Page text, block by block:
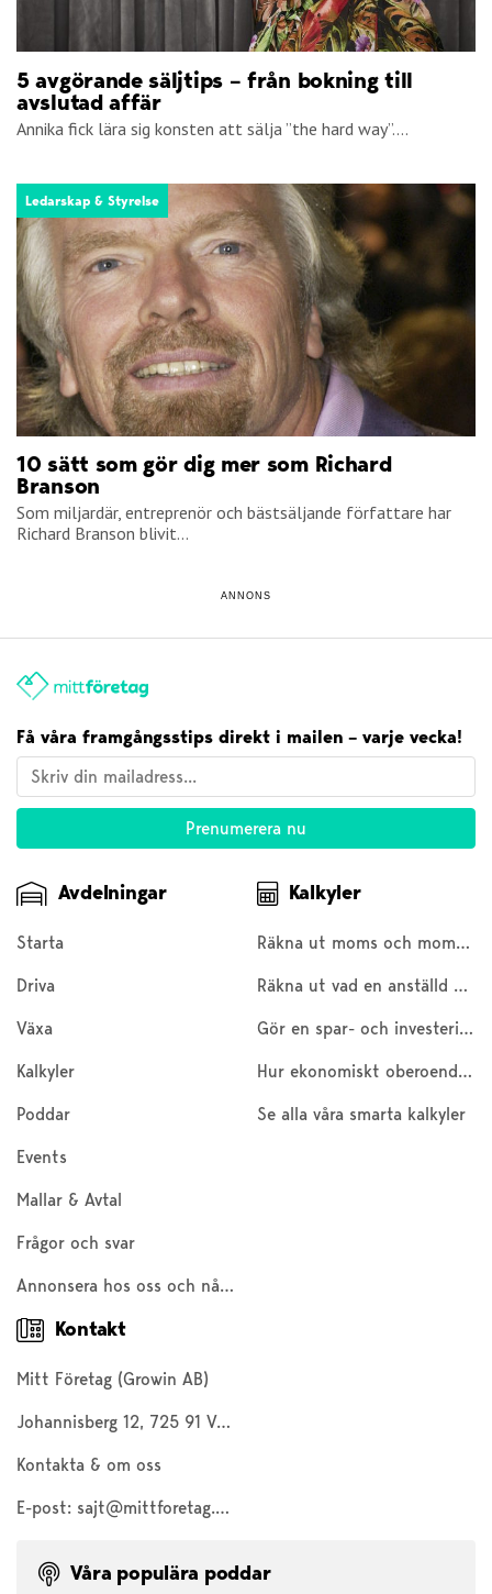
5 avgörande säljtips – från bokning till
avslutad affär
Annika fick lära sig konsten att sälja ”the hard way”....
Ledarskap & Styrelse
10 sätt som gör dig mer som Richard
Branson
Som miljardär, entreprenör och bästsäljande författare har
Richard Branson blivit...
ANNONS
Få våra framgångsstips direkt i mailen – varje vecka!
Avdelningar
Starta
Driva
Växa
Kalkyler
Poddar
Events
Mallar & Avtal
Frågor och svar
Annonsera hos oss och nå 200 000 företagare och entreprenörer
Kalkyler
Räkna ut moms och moms baklänges
Räkna ut vad en anställd kostar
Gör en spar- och investeringskalkyl
Hur ekonomiskt oberoende är du?
Se alla våra smarta kalkyler
Kontakt
Mitt Företag (Growin AB)
Johannisberg 12, 725 91 Västerås
Kontakta & om oss
E-post: sajt@mittforetag.com
Våra populära poddar